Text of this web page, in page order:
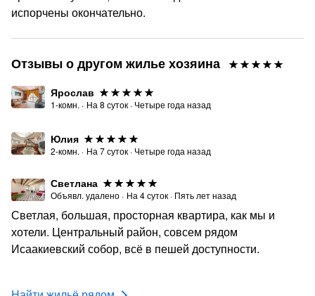
испорчены окончательно.
Отзывы о другом жилье хозяина
Ярослав
1-комн. · На 8 суток · Четыре года назад
Юлия
2-комн. · На 7суток · Четыре года назад
Светлана
Объявл. удалено · На 4суток · Пять лет назад
Светлая, большая, просторная квартира, как мы и
хотели. Центральный район, совсем рядом
Исаакиевский собор, всё в пешей доступности.